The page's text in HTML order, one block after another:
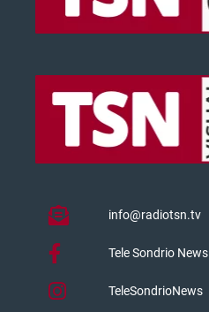
info@radiotsn.tv
Tele Sondrio News
TeleSondrioNews